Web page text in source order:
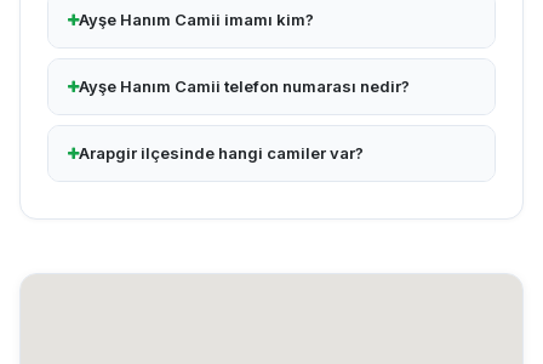
Ayşe Hanım Camii imamı kim?
Ayşe Hanım Camii telefon numarası nedir?
Arapgir ilçesinde hangi camiler var?